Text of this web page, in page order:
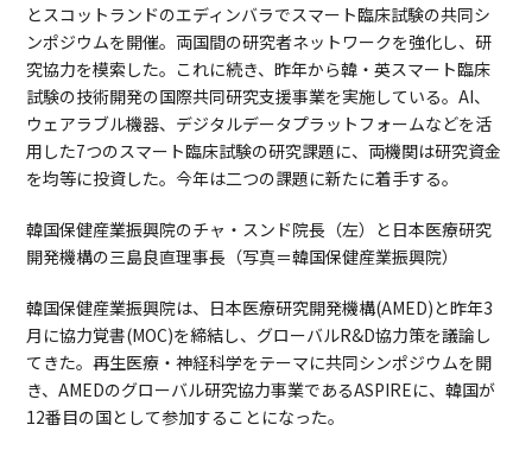
とスコットランドのエディンバラでスマート臨床試験の共同シ
ンポジウムを開催。両国間の研究者ネットワークを強化し、研
究協力を模索した。これに続き、昨年から韓・英スマート臨床
試験の技術開発の国際共同研究支援事業を実施している。AI、
ウェアラブル機器、デジタルデータプラットフォームなどを活
用した7つのスマート臨床試験の研究課題に、両機関は研究資金
を均等に投資した。今年は二つの課題に新たに着手する。
韓国保健産業振興院のチャ・スンド院長（左）と日本医療研究
開発機構の三島良直理事長（写真＝韓国保健産業振興院）
韓国保健産業振興院は、日本医療研究開発機構(AMED)と昨年3
月に協力覚書(MOC)を締結し、グローバルR&D協力策を議論し
てきた。再生医療・神経科学をテーマに共同シンポジウムを開
き、AMEDのグローバル研究協力事業であるASPIREに、韓国が
12番目の国として参加することになった。